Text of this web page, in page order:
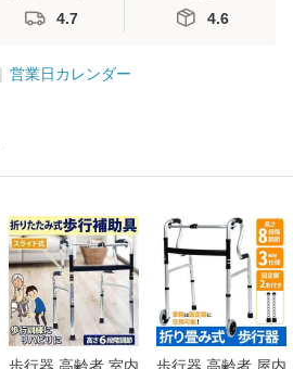
4.7 4.6
営業日カレンダー